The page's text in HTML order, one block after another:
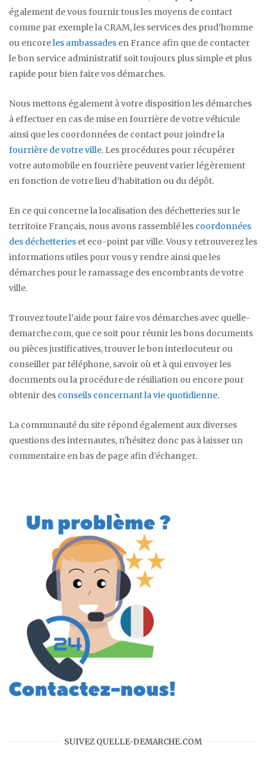
également de vous fournir tous les moyens de contact
comme par exemple la CRAM, les services des prud’homme
ou encoreles ambassades en France afin que de contacter
le bon service administratif soit toujours plus simple et plus
rapide pour bien faire vos démarches.
Nous mettons également à votre disposition les démarches
à effectuer en cas de mise en fourrière de votre véhicule
ainsi que les coordonnées de contact pour joindre la
fourrière de votre ville. Les procédures pour récupérer
votre automobile en fourrière peuvent varier légèrement
en fonction de votre lieu d’habitation ou du dépôt.
En ce qui concerne la localisation des déchetteries sur le
territoire Français, nous avons rassemblé les coordonnées
des déchetteries et eco-point par ville. Vous y retrouverez les
informations utiles pour vous y rendre ainsi que les
démarches pour le ramassage des encombrants de votre
ville.
Trouvez toute l’aide pour faire vos démarches avec quelle-
demarche.com, que ce soit pour réunir les bons documents
ou pièces justificatives, trouver le bon interlocuteur ou
conseiller par téléphone, savoir où et à qui envoyer les
documents ou la procédure de résiliation ou encore pour
obtenir des conseils concernant la vie quotidienne.
La communauté du site répond également aux diverses
questions des internautes, n’hésitez donc pas à laisser un
commentaire en bas de page afin d’échanger.
SUIVEZ QUELLE-DEMARCHE.COM